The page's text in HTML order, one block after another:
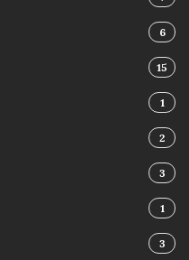
6
15
1
2
3
1
3